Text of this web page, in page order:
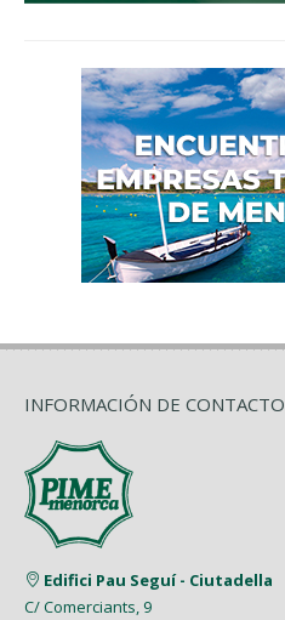
INFORMACIÓN DE CONTACTO
Edifici Pau Seguí - Ciutadella
C/ Comerciants, 9